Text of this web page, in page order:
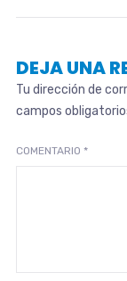
DEJA UNA
Tu dirección de
campos
COMENTARIO *